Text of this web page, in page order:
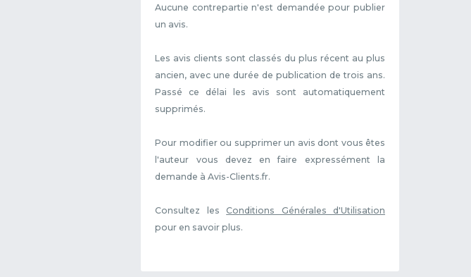
Aucune contrepartie n'est demandée pour publier
un avis.
Les avis clients sont classés du plus récent au plus
ancien, avec une durée de publication de trois ans.
Passé ce délai les avis sont automatiquement
supprimés.
Pour modifier ou supprimer un avis dont vous êtes
l'auteur vous devez en faire expressément la
demande à Avis-Clients.fr.
Consultez lesConditions Générales d'Utilisation
pour en savoir plus.